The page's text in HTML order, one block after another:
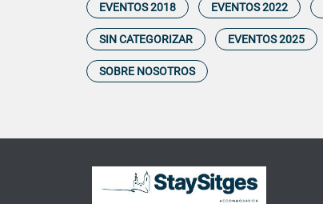
EVENTOS 2018 EVENTOS 2022
SIN CATEGORIZAR EVENTOS 2025
SOBRE NOSOTROS